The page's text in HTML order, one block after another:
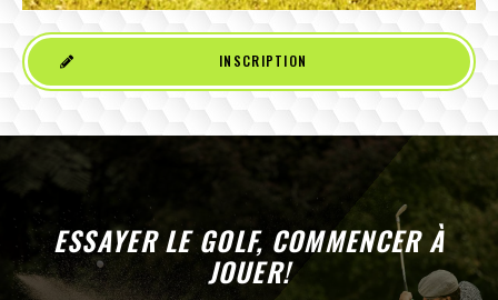
INSCRIPTION
ESSAYER LE GOLF, COMMENCER À
JOUER!